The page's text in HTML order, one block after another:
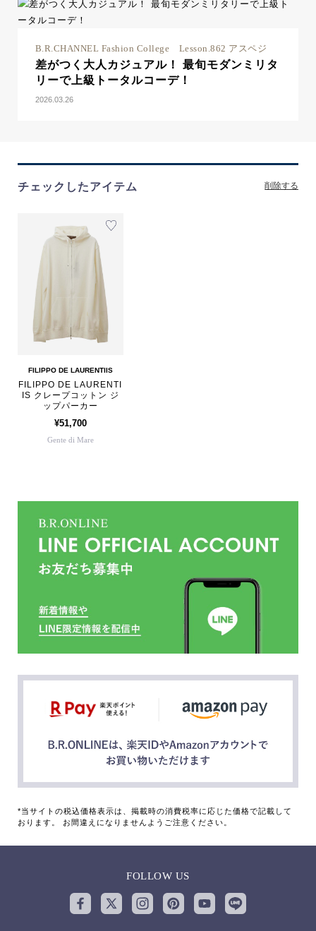
B.R.CHANNEL Fashion College Lesson.862 アスペジ
差がつく大人カジュアル！ 最旬モダンミリタ
リーで上級トータルコーデ！
2026.03.26
チェックしたアイテム 削除する
FILIPPO DE LAURENTIIS
FILIPPO DE LAURENTI
IS クレープコットン ジ
ップパーカー
¥51,700
Gente di Mare
*当サイトの税込価格表示は、掲載時の消費税率に応じた価格で記載して
おります。 お間違えになりませんようご注意ください。
FOLLOW US